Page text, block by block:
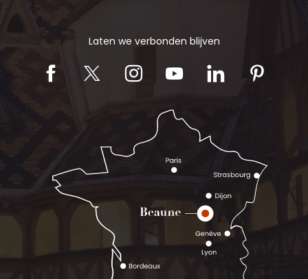
Laten we verbonden blijven